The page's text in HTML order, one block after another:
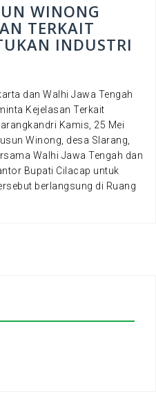
WINONG
TERKAIT
INDUSTRI
dan Walhi Jawa Tengah
Kejelasan Terkait
Kamis, 25 Mei
Winong, desa Slarang,
Walhi Jawa Tengah dan
Bupati Cilacap untuk
berlangsung di Ruang